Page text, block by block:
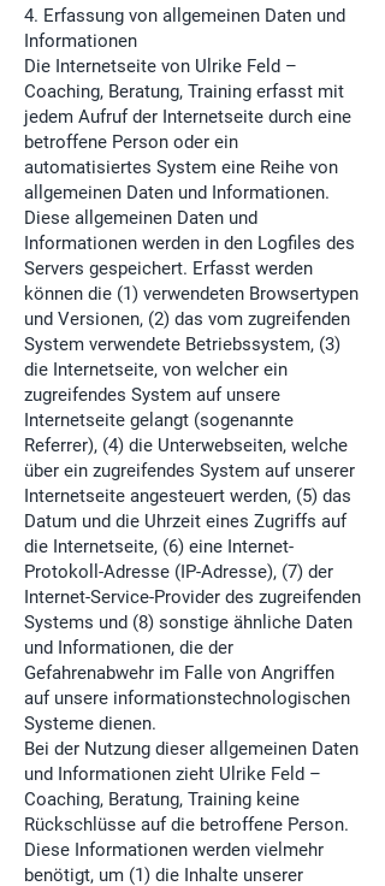
4. Erfassung von allgemeinen Daten und
Informationen
Die Internetseite von Ulrike Feld –
Coaching, Beratung, Training erfasst mit
jedem Aufruf der Internetseite durch eine
betroffene Person oder ein
automatisiertes System eine Reihe von
allgemeinen Daten und Informationen.
Diese allgemeinen Daten und
Informationen werden in den Logfiles des
Servers gespeichert. Erfasst werden
können die (1) verwendeten Browsertypen
und Versionen, (2) das vom zugreifenden
System verwendete Betriebssystem, (3)
die Internetseite, von welcher ein
zugreifendes System auf unsere
Internetseite gelangt (sogenannte
Referrer), (4) die Unterwebseiten, welche
über ein zugreifendes System auf unserer
Internetseite angesteuert werden, (5) das
Datum und die Uhrzeit eines Zugriffs auf
die Internetseite, (6) eine Internet-
Protokoll-Adresse (IP-Adresse), (7) der
Internet-Service-Provider des zugreifenden
Systems und (8) sonstige ähnliche Daten
und Informationen, die der
Gefahrenabwehr im Falle von Angriffen
auf unsere informationstechnologischen
Systeme dienen.
Bei der Nutzung dieser allgemeinen Daten
und Informationen zieht Ulrike Feld –
Coaching, Beratung, Training keine
Rückschlüsse auf die betroffene Person.
Diese Informationen werden vielmehr
benötigt, um (1) die Inhalte unserer